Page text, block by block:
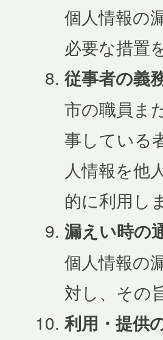
個人情報の
必要な措置
従事者の義
市の職員ま
事している
人情報を他
的に利用し
漏えい時の
個人情報の
対し、その
利用・提供